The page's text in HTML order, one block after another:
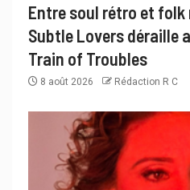
Entre soul rétro et
Subtle Lovers déraille
Train of Troubles
8 août 2026 Rédaction R C